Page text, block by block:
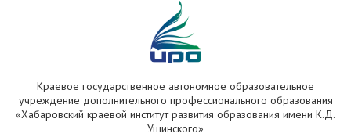
Краевое государственное автономное образовательное
учреждение дополнительного профессионального образования
«Хабаровский краевой институт развития образования имени К.Д.
Ушинского»